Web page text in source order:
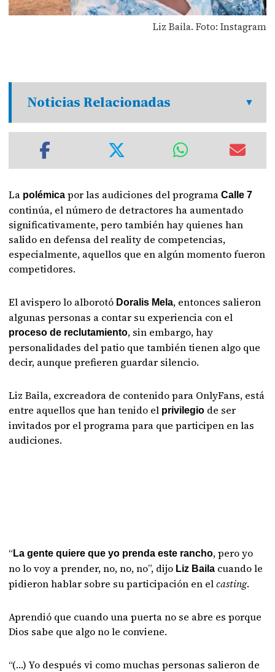
Liz Baila. Foto: Instagram
Noticias Relacionadas
La polémicapor las audiciones del programaCalle 7
continúa, el número de detractores ha aumentado
significativamente, pero también hay quienes han
salido en defensa del reality de competencias,
especialmente, aquellos que en algún momento fueron
competidores.
El avispero lo alborotó Doralis Mela, entonces salieron
algunas personas a contar su experiencia con el
proceso de reclutamiento, sin embargo, hay
personalidades del patio que también tienen algo que
decir, aunque prefieren guardar silencio.
Liz Baila, excreadora de contenido para OnlyFans, está
entre aquellos que han tenido el privilegio de ser
invitados por el programa para que participen en las
audiciones.
“La gente quiere que yo prenda este rancho, pero yo
no lo voy a prender, no, no, no”, dijo Liz Baila cuando le
pidieron hablar sobre su participación en elcasting.
Aprendió que cuando una puerta no se abre es porque
Dios sabe que algo no le conviene.
“(…) Yo después vi como muchas personas salieron de